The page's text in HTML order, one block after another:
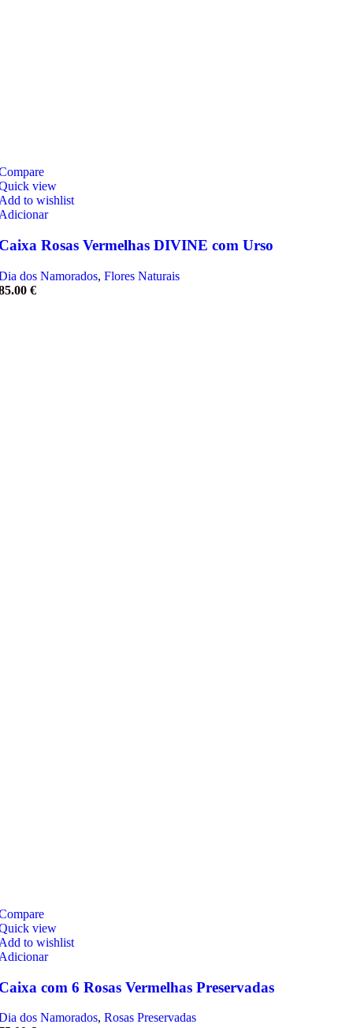
view
to wishlist
Rosas Vermelhas DIVINE com Urso
dos Namorados, Flores Naturais
€
view
to wishlist
com 6 Rosas Vermelhas Preservadas
dos Namorados, Rosas Preservadas